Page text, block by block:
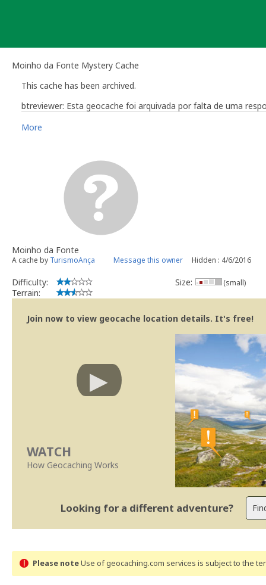
Moinho da Fonte Mystery Cache
This cache has been archived.
btreviewer: Esta geocache foi arquivada por falta de uma
Bruno Rodrigues - btreviewer
More
Moinho da Fonte
A cache by TurismoAnça Message this owner Hidden : 4/6/2016
Difficulty:
Terrain:
Size: (small)
Join now to view geocache location details. It's free!
WATCH
How Geocaching Works
Looking for a different adventure?
Please noteUse of geocaching.com services is subject to the